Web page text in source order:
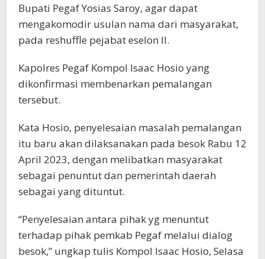
Bupati Pegaf Yosias Saroy, agar dapat
mengakomodir usulan nama dari masyarakat,
pada reshuffle pejabat eselon II.
Kapolres Pegaf Kompol Isaac Hosio yang
dikonfirmasi membenarkan pemalangan
tersebut.
Kata Hosio, penyelesaian masalah pemalangan
itu baru akan dilaksanakan pada besok Rabu 12
April 2023, dengan melibatkan masyarakat
sebagai penuntut dan pemerintah daerah
sebagai yang dituntut.
“Penyelesaian antara pihak yg menuntut
terhadap pihak pemkab Pegaf melalui dialog
besok,” ungkap tulis Kompol Isaac Hosio, Selasa